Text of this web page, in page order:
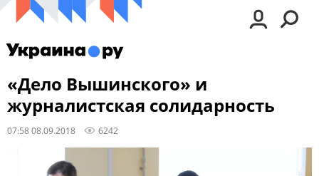
«Дело Вышинского» и
журналистская солидарность
07:58 08.09.2018 6242